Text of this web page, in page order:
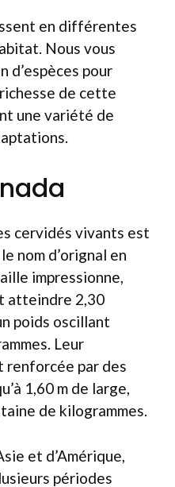
en différentes
Nous vous
d’espèces pour
de cette
une variété de
cervidés vivants est
nom d’orignal en
impressionne,
atteindre 2,30
poids oscillant
Leur
renforcée par des
1,60 m de large,
de kilogrammes.
et d’Amérique,
périodes